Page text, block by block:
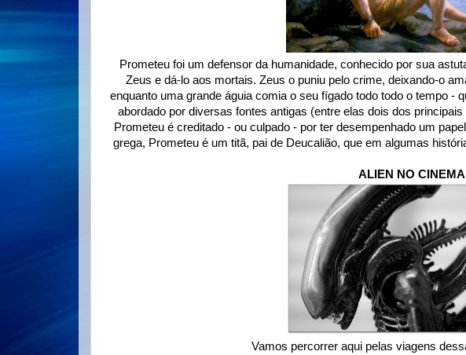
Prometeu foi um defensor da humanidade, conhecido por sua
Zeus e dá-lo aos mortais. Zeus o puniu pelo crime, deixando-o
enquanto uma grande águia comia o seu fígado todo todo o tempo -
abordado por diversas fontes antigas (entre elas dois dos
Prometeu é creditado - ou culpado - por ter desempenhado um
grega, Prometeu é um titã, pai de Deucalião, que em algumas
ALIEN NO CINEMA
Vamos percorrer aqui pelas viagens